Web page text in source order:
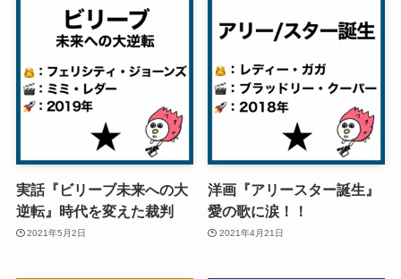
実話『ビリーブ未来への大
逆転』時代を変えた裁判
2021年5月2日
洋画『アリースター誕生』
愛の歌に涙！！
2021年4月21日